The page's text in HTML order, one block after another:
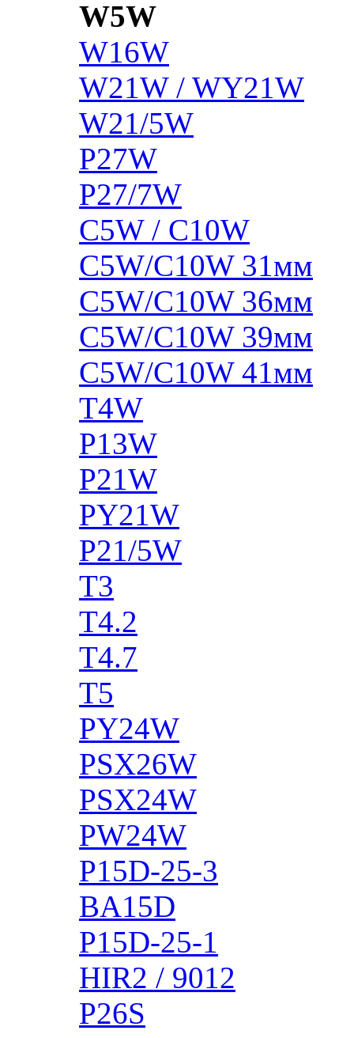
W5W
W16W
W21W / WY21W
W21/5W
P27W
P27/7W
C5W / C10W
C5W/C10W 31мм
C5W/C10W 36мм
C5W/C10W 39мм
C5W/C10W 41мм
T4W
P13W
P21W
PY21W
P21/5W
T3
T4.2
T4.7
T5
PY24W
PSX26W
PSX24W
PW24W
P15D-25-3
BA15D
P15D-25-1
HIR2 / 9012
P26S